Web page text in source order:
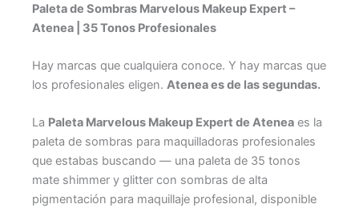
Paleta de Sombras Marvelous Makeup Expert –
Atenea | 35 Tonos Profesionales
Hay marcas que cualquiera conoce. Y hay marcas que
los profesionales eligen. Atenea es de las segundas.
La Paleta Marvelous Makeup Expert de Atenea es la
paleta de sombras para maquilladoras profesionales
que estabas buscando — una paleta de 35 tonos
mate shimmer y glitter con sombras de alta
pigmentación para maquillaje profesional, disponible